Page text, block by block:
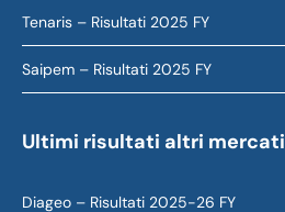
Tenaris – Risultati 2025 FY
Saipem – Risultati 2025 FY
Ultimi risultati altri mercati
Diageo – Risultati 2025-26 FY